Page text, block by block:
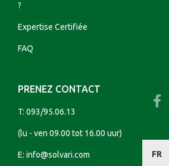
?
Expertise Certifiée
FAQ
PRENEZ CONTACT
T: 093/95.06.13
(lu - ven 09.00 tot 16.00 uur)
E: info@solvari.com FR